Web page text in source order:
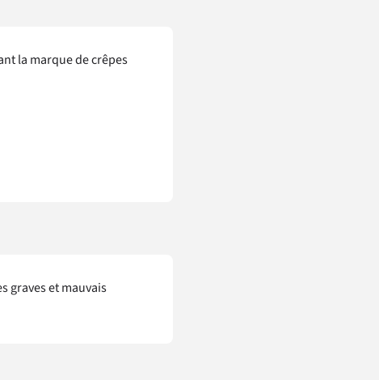
la marque de crêpes
graves et mauvais